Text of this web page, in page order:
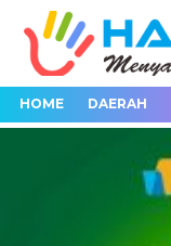
HOME DAERAH